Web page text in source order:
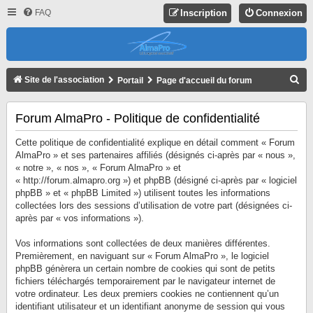
FAQ Connexion
Inscription
Site de l'association Portail Page d'accueil du forum
Forum AlmaPro - Politique de confidentialité
Cette politique de confidentialité explique en détail comment « Forum
AlmaPro » et ses partenaires affiliés (désignés ci-après par « nous »,
« notre », « nos », « Forum AlmaPro » et
« http://forum.almapro.org ») et phpBB (désigné ci-après par « logiciel
phpBB » et « phpBB Limited ») utilisent toutes les informations
collectées lors des sessions d’utilisation de votre part (désignées ci-
après par « vos informations »).
Vos informations sont collectées de deux manières différentes.
Premièrement, en naviguant sur « Forum AlmaPro », le logiciel
phpBB génèrera un certain nombre de cookies qui sont de petits
fichiers téléchargés temporairement par le navigateur internet de
votre ordinateur. Les deux premiers cookies ne contiennent qu’un
identifiant utilisateur et un identifiant anonyme de session qui vous